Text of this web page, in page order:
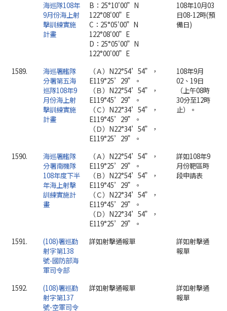
海巡隊108年
9月份海上射
擊訓練實施
計畫
B：25°10'00”N
122°08'00”E
C：25°05'00”N
122°08'00”E
D：25°05'00”N
122°00'00”E
108年10月03
日08-12時(預
備日)
1589.
海巡署艦隊
分署第五海
巡隊108年9
月份海上射
擊訓練實施
計畫
（Ａ）N22°54’54”，
E119°25’29”。
（Ｂ）N22°54’54”，
E119°45’29”。
（Ｃ）N22°34’54”，
E119°45’29”。
（Ｄ）N22°34’54”，
E119°25’29”。
108年9月
02、19日
（上午08時
30分至12時
止）。
1590.
海巡署艦隊
分署南機隊
108年度下半
年海上射擊
訓練實施計
畫
（Ａ）N22°54’54”，
E119°25’29”。
（Ｂ）N22°54’54”，
E119°45’29”。
（Ｃ）N22°34’54”，
E119°45’29”。
（Ｄ）N22°34’54”，
E119°25’29”。
詳如108年9
月份靶區時
段申請表
1591.
(108)署巡勤
射字第138
號-國防部海
軍司令部
詳如射擊通報單
詳如射擊通
報單
1592.
(108)署巡勤
射字第137
號-空軍司令
詳如射擊通報單
詳如射擊通
報單